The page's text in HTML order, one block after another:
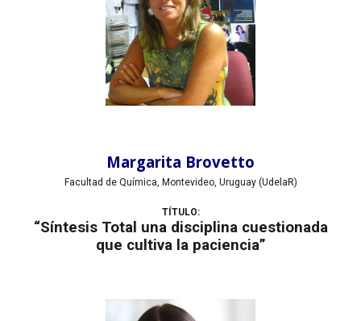
Margarita Brovetto
Facultad de Química, Montevideo, Uruguay (UdelaR)
TÍTULO:
“Síntesis Total una disciplina cuestionada
que cultiva la paciencia”